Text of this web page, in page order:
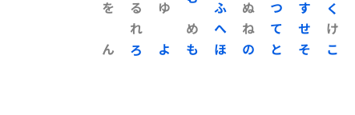
く
け
こ
す
せ
そ
つ
て
と
ぬ
ね
の
ふ
へ
ほ
む
め
も
ゆ
よ
る
れ
ろ
を
ん